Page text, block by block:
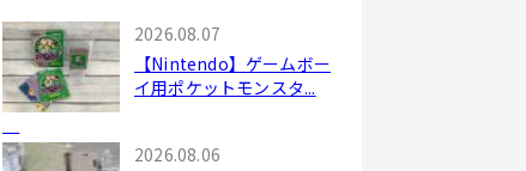
2026.08.07
【Nintendo】ゲームボー
イ用ポケットモンスタ...
2026.08.06